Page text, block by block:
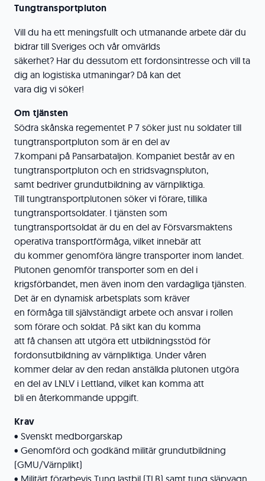
Tungtransportpluton
Vill du ha ett meningsfullt och utmanande arbete där du
bidrar till Sveriges och vår omvärlds
säkerhet? Har du dessutom ett fordonsintresse och vill ta
dig an logistiska utmaningar? Då kan det
vara dig vi söker!
Om tjänsten
Södra skånska regementet P 7 söker just nu soldater till
tungtransportpluton som är en del av
7.kompani på Pansarbataljon. Kompaniet består av en
tungtransportpluton och en stridsvagnspluton,
samt bedriver grundutbildning av värnpliktiga.
Till tungtransportplutonen söker vi förare, tillika
tungtransportsoldater. I tjänsten som
tungtransportsoldat är du en del av Försvarsmaktens
operativa transportförmåga, vilket innebär att
du kommer genomföra längre transporter inom landet.
Plutonen genomför transporter som en del i
krigsförbandet, men även inom den vardagliga tjänsten.
Det är en dynamisk arbetsplats som kräver
en förmåga till självständigt arbete och ansvar i rollen
som förare och soldat. På sikt kan du komma
att få chansen att utgöra ett utbildningsstöd för
fordonsutbildning av värnpliktiga. Under våren
kommer delar av den redan anställda plutonen utgöra
en del av LNLV i Lettland, vilket kan komma att
bli en återkommande uppgift.
Krav
• Svenskt medborgarskap
• Genomförd och godkänd militär grundutbildning
(GMU/Värnplikt)
• Militärt förarbevis Tung lastbil (TLB) samt tung släpvagn